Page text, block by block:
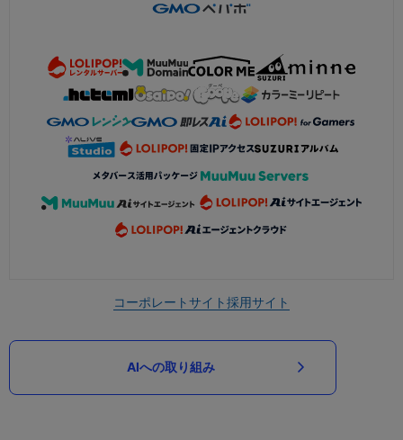
コーポレートサイト採用サイト
AIへの取り組み